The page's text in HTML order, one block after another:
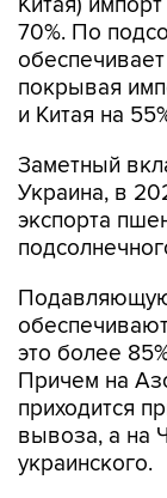
70%. По
покрывая
и Китая на
Заметный
Украина, в
экспорта
Подавляющую
это более
Причем на
приходится
вывоза, а на
украинского.